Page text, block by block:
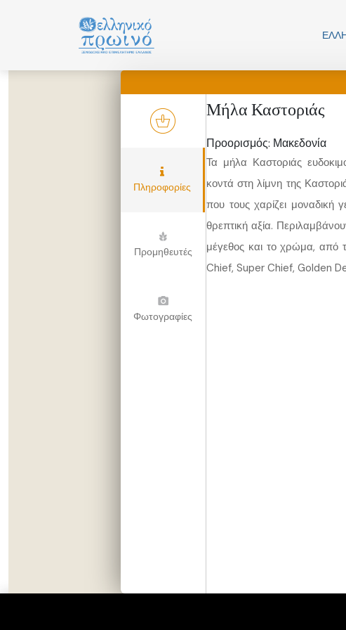
Πληροφορίες
Προμηθευτές
Φωτογραφίες
Μήλα Καστοριάς
Προορισμός: Μακεδονία
Τα μήλα Καστοριάς
κοντά στη λίμνη της
που τους χαρίζει μοναδική
θρεπτική αξία.
μέγεθος και το χρώμα, από
Chief, Super Chief, Golden